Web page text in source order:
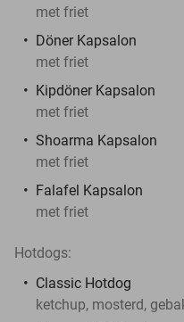
met friet
Döner Kapsalon
met friet
Kipdöner Kapsalon
met friet
Shoarma Kapsalon
met friet
Falafel Kapsalon
met friet
Hotdogs:
Classic Hotdog
ketchup, mosterd,